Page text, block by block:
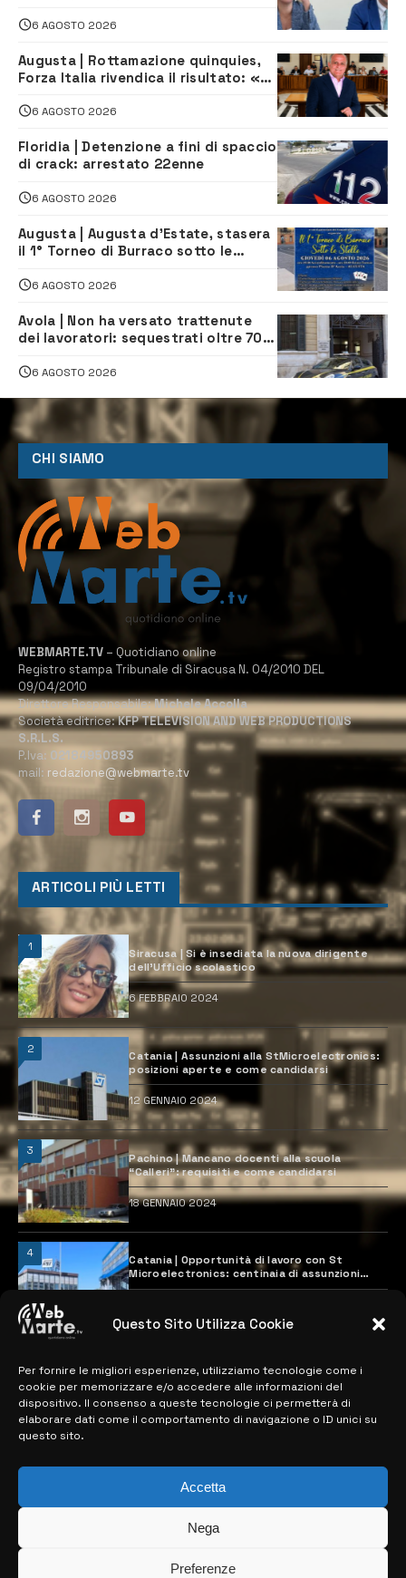
Questo Sito Utilizza Cookie
Per fornire le migliori esperienze, utilizziamo tecnologie come i
cookie per memorizzare e/o accedere alle informazioni del
dispositivo. Il consenso a queste tecnologie ci permetterà di
elaborare dati come il comportamento di navigazione o ID unici su
questo sito.
Accetta
Nega
Preferenze
6 AGOSTO 2026
Augusta | Rottamazione quinquies,
Forza Italia rivendica il risultato: «La
6 AGOSTO 2026
Floridia | Detenzione a fini di spaccio
di crack: arrestato 22enne
6 AGOSTO 2026
Augusta | Augusta d’Estate, stasera
il 1° Torneo di Burraco sotto le
6 AGOSTO 2026
Avola | Non ha versato trattenute
dei lavoratori: sequestrati oltre 700
climatizzazione
6 AGOSTO 2026
CHI SIAMO
WEBMARTE.TV – Quotidiano online
Registro stampa Tribunale di Siracusa N. 04/2010 DEL
09/04/2010
Direttore Responsabile:Michele Accolla
Società editrice:KFP TELEVISION AND WEB PRODUCTIONS
S.R.L.S.
P.Iva: 02184950893
mail: redazione@webmarte.tv
ARTICOLI PIÙ LETTI
1
Siracusa | Si è insediata la nuova dirigente
dell’Ufficio scolastico
6 FEBBRAIO 2024
2
Catania | Assunzioni alla StMicroelectronics:
posizioni aperte e come candidarsi
12 GENNAIO 2024
3
Pachino | Mancano docenti alla scuola
“Calleri”: requisiti e come candidarsi
18 GENNAIO 2024
4
Catania | Opportunità di lavoro con St
Microelectronics: centinaia di assunzioni
previste
MAPPA DEL SITO
> NOTIZIE